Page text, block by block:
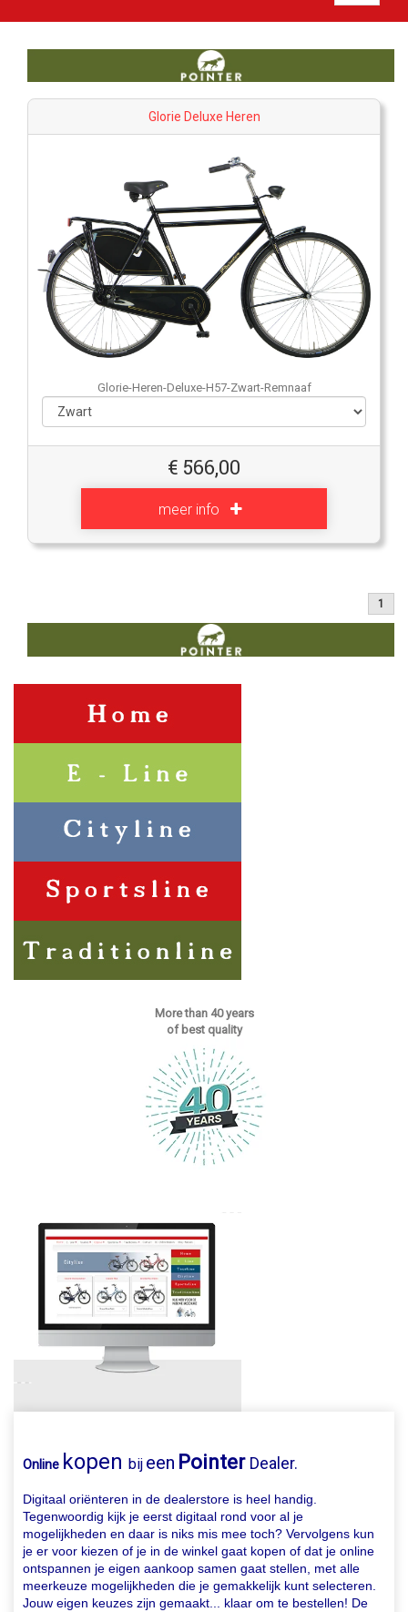
Glorie Deluxe Heren
Glorie-Heren-Deluxe-H57-Zwart-Remnaaf
€ 566,00
meer info
1
More than 40 years
of best quality
Online kopen bij een Pointer Dealer.
Digitaal oriënteren in de dealerstore is heel handig.
Tegenwoordig kijk je eerst digitaal rond voor al je
mogelijkheden en daar is niks mis mee toch? Vervolgens kun
je er voor kiezen of je in de winkel gaat kopen of dat je online
ontspannen je eigen aankoop samen gaat stellen, met alle
meerkeuze mogelijkheden die je gemakkelijk kunt selecteren.
Jouw eigen keuzes zijn gemaakt... klaar om te bestellen! De